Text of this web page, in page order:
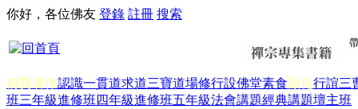
你好，各位佛友 登錄 註冊 搜索
前賢著作認識一貫道求道三寶道場修行設佛堂素食顯化行誼三
班三年級進修班四年級進修班五年級法會講題經典講題壇主班